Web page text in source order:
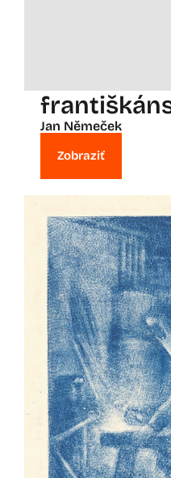
Jan Němeček
Zobraziť